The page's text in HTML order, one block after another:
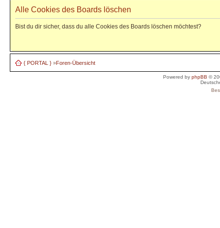
Alle Cookies des Boards löschen
Bist du dir sicher, dass du alle Cookies des Boards löschen möchtest?
{ PORTAL } »Foren-Übersicht
Powered byphpBB ©